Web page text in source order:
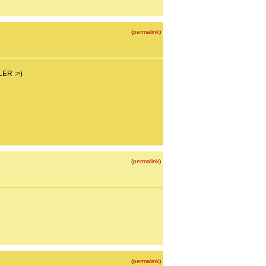
(permalink)
:>)
(permalink)
(permalink)